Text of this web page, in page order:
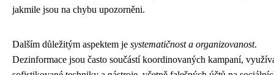
jakmile jsou na chybu upozorněni.
Dalším důležitým aspektem je systematičnost a organizovanost.
Dezinformace jsou často součástí koordinovaných kampaní,